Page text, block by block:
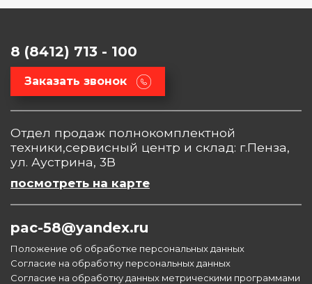
8 (8412) 713 - 100
Заказать звонок
Отдел продаж полнокомплектной
техники,сервисный центр и склад: г.Пенза,
ул. Аустрина, 3В
посмотреть на карте
pac-58@yandex.ru
Положение об обработке персональных данных
Согласие на обработку персональных данных
Согласие на обработку данных метрическими программами